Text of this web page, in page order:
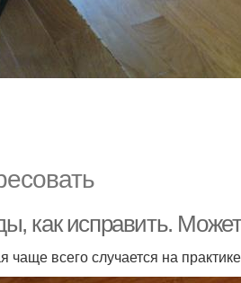
как исправить.
чаще всего случается на